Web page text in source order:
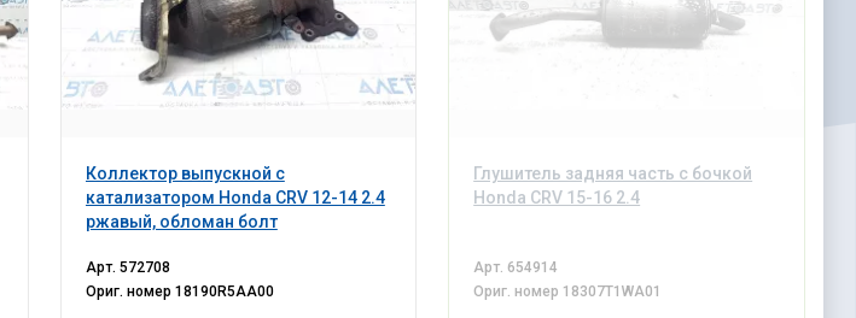
Коллектор выпускной с
катализатором Honda CRV 12-14 2.4
ржавый, обломан болт
Арт. 572708
Ориг. номер 18190R5AA00
Глушитель задняя часть с бочкой
Honda CRV 15-16 2.4
Арт. 654914
Ориг. номер 18307T1WA01